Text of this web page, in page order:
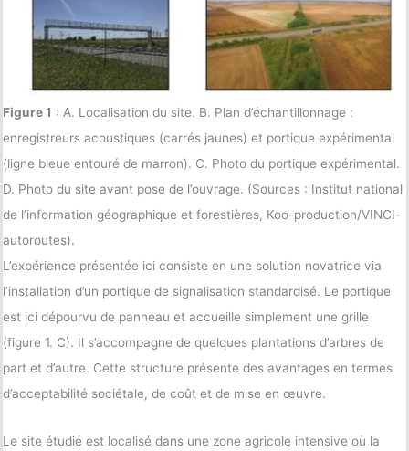
Figure 1 : A. Localisation du site. B. Plan d’échantillonnage :
enregistreurs acoustiques (carrés jaunes) et portique expérimental
(ligne bleue entouré de marron). C. Photo du portique expérimental.
D. Photo du site avant pose de l’ouvrage. (Sources : Institut national
de l’information géographique et forestières, Koo-production/VINCI-
autoroutes).
L’expérience présentée ici consiste en une solution novatrice via
l’installation d’un portique de signalisation standardisé. Le portique
est ici dépourvu de panneau et accueille simplement une grille
(figure 1. C). Il s’accompagne de quelques plantations d’arbres de
part et d’autre. Cette structure présente des avantages en termes
d’acceptabilité sociétale, de coût et de mise en œuvre.
Le site étudié est localisé dans une zone agricole intensive où la